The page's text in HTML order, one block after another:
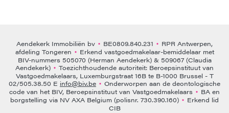
Aendekerk Immobiliën bv • BE0809.840.231 • RPR Antwerpen,
afdeling Tongeren • Erkend vastgoedmakelaar-bemiddelaar met
BIV-nummers 505070 (Herman Aendekerk) & 509067 (Claudia
Aendekerk) • Toezichthoudende autoriteit: Beroepsinstituut van
Vastgoedmakelaars, Luxemburgstraat 16B te B-1000 Brussel - T
02/505.38.50 E info@biv.be • Onderworpen aan de deontologische
code van het BIV, Beroepsinstituut van Vastgoedmakelaars • BA en
borgstelling via NV AXA Belgium (polisnr. 730.390.160) • Erkend lid
CIB